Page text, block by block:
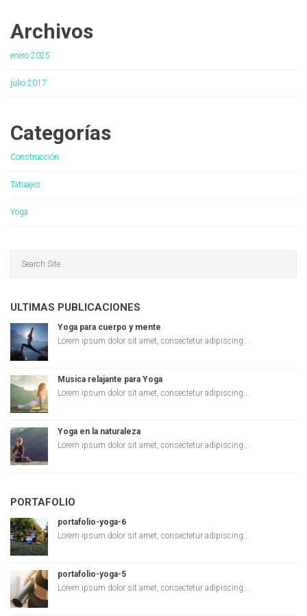
Archivos
enero 2025
julio 2017
Categorías
Construcción
Tatuajes
Yoga
ULTIMAS PUBLICACIONES
Yoga para cuerpo y mente
Lorem ipsum dolor sit amet, consectetur adipiscing...
Musica relajante para Yoga
Lorem ipsum dolor sit amet, consectetur adipiscing...
Yoga en la naturaleza
Lorem ipsum dolor sit amet, consectetur adipiscing...
PORTAFOLIO
portafolio-yoga-6
Lorem ipsum dolor sit amet, consectetur adipiscing...
portafolio-yoga-5
Lorem ipsum dolor sit amet, consectetur adipiscing...